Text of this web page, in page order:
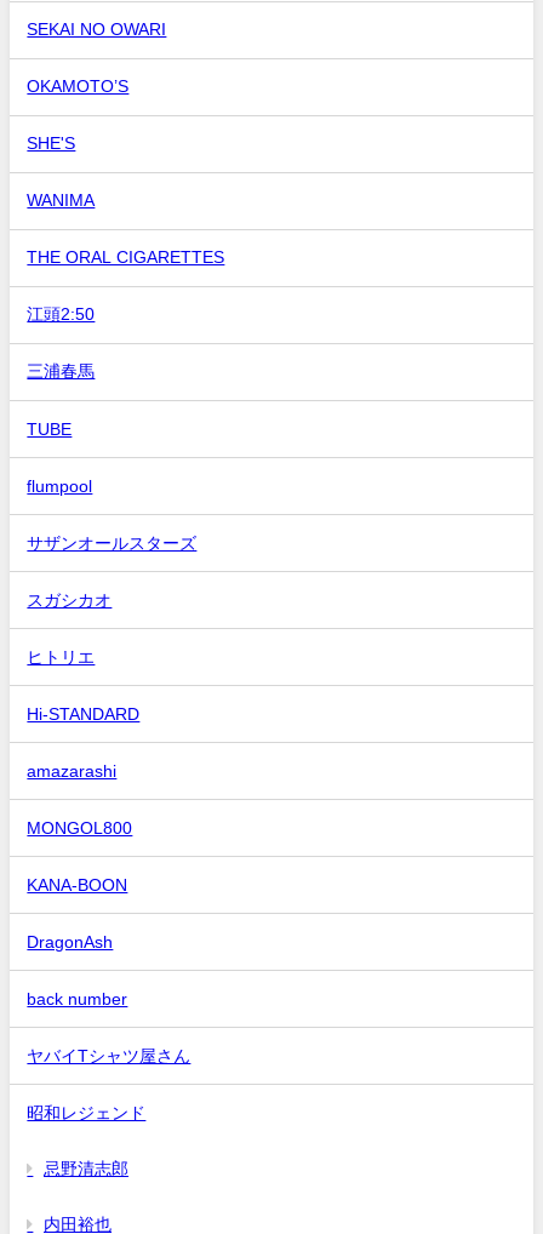
SEKAI NO OWARI
OKAMOTO’S
SHE'S
WANIMA
THE ORAL CIGARETTES
江頭2:50
三浦春馬
TUBE
flumpool
サザンオールスターズ
スガシカオ
ヒトリエ
Hi-STANDARD
amazarashi
MONGOL800
KANA-BOON
DragonAsh
back number
ヤバイTシャツ屋さん
昭和レジェンド
忌野清志郎
内田裕也